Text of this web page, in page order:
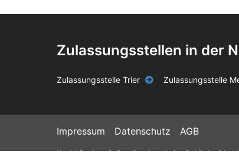
Zulassungsstellen in der
Zulassungsstelle Trier Zulassungsstelle
Impressum Datenschutz AGB